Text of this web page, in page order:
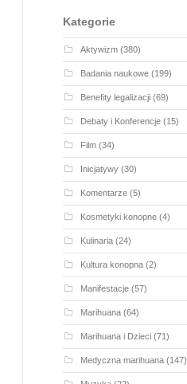
Kategorie
Aktywizm(380)
Badania naukowe(199)
Benefity legalizacji(69)
Debaty i Konferencje(15)
Film(34)
Inicjatywy(30)
Komentarze(5)
Kosmetyki konopne(4)
Kulinaria(24)
Kultura konopna(2)
Manifestacje(57)
Marihuana(64)
Marihuana i Dzieci(71)
Medyczna marihuana(147)